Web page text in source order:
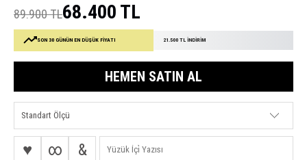
89.900 TL68.400 TL
SON 30 GÜNÜN EN DÜŞÜK FİYATI 21.500 TL İNDİRİM
HEMEN SATIN AL
♥ ∞ &